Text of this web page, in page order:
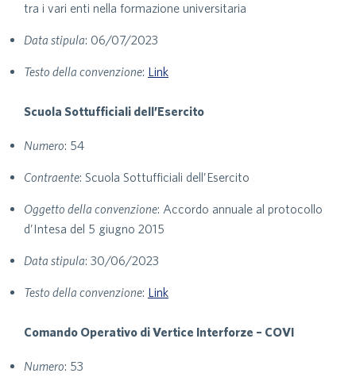
tra i vari enti nella formazione universitaria
Data stipula: 06/07/2023
Testo della convenzione: Link
Scuola Sottufficiali dell’Esercito
Numero: 54
Contraente: Scuola Sottufficiali dell’Esercito
Oggetto della convenzione: Accordo annuale al protocollo
d’Intesa del 5 giugno 2015
Data stipula: 30/06/2023
Testo della convenzione: Link
Comando Operativo di Vertice Interforze – COVI
Numero: 53